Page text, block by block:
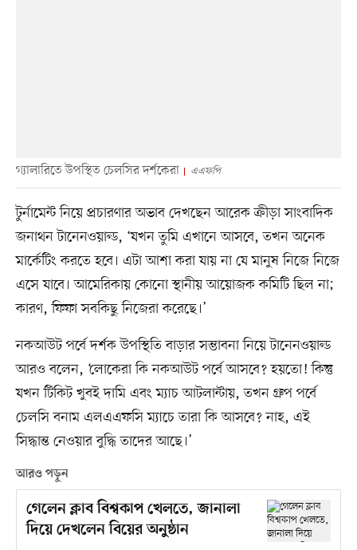
গ্যালারিতে উপস্থিত চেলসির দর্শকেরা এএফপি
টুর্নামেন্ট নিয়ে প্রচারণার অভাব দেখছেন আরেক ক্রীড়া সাংবাদিক
জনাথন টানেনওয়াল্ড, ‘যখন তুমি এখানে আসবে, তখন অনেক
মার্কেটিং করতে হবে। এটা আশা করা যায় না যে মানুষ নিজে নিজে
এসে যাবে। আমেরিকায় কোনো স্থানীয় আয়োজক কমিটি ছিল না;
কারণ, ফিফা সবকিছু নিজেরা করেছে।’
নকআউট পর্বে দর্শক উপস্থিতি বাড়ার সম্ভাবনা নিয়ে টানেনওয়াল্ড
আরও বলেন, ‘লোকেরা কি নকআউট পর্বে আসবে? হয়তো! কিন্তু
যখন টিকিট খুবই দামি এবং ম্যাচ আটলান্টায়, তখন গ্রুপ পর্বে
চেলসি বনাম এলএএফসি ম্যাচে তারা কি আসবে? নাহ, এই
সিদ্ধান্ত নেওয়ার বুদ্ধি তাদের আছে।’
আরও পড়ুন
গেলেন ক্লাব বিশ্বকাপ খেলতে, জানালা
দিয়ে দেখলেন বিয়ের অনুষ্ঠান